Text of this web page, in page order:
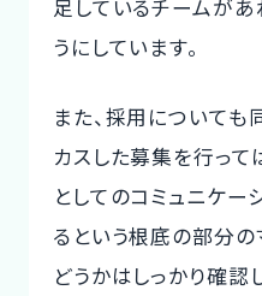
足しているチームが
うにしています。
また、採用についても
カスした募集を行って
としてのコミュニケー
るという根底の部分の
どうかはしっかり確認